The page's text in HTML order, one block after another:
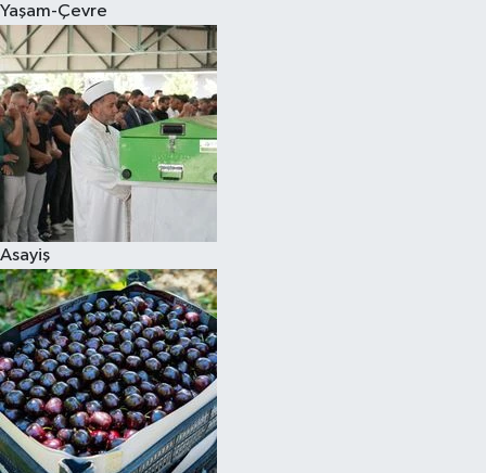
Yaşam-Çevre
Asayiş
Teknoloji
Televizyon
Yaşam-Çevre